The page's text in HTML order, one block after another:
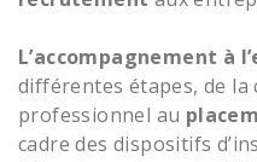
L’accompagnement à
différentes étapes, de
professionnel au
cadre des dispositifs